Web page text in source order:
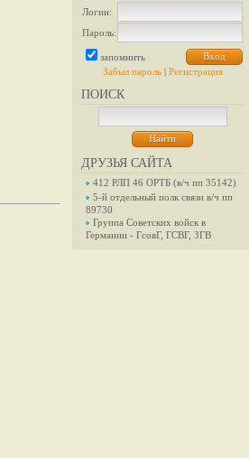
Логин:
Пароль:
запомнить
Забыл пароль| Регистрация
ПОИСК
ДРУЗЬЯ САЙТА
412 РЛП 46 ОРТБ (в/ч пп 35142)
5-й отдельный полк связи в/ч пп
89730
Группа Советских войск в
Германии - ГсовГ, ГСВГ, ЗГВ